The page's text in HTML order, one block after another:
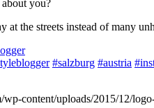
you?
at the streets instead of many
#salzburg #austria
wp-content/uploads/2015/12/